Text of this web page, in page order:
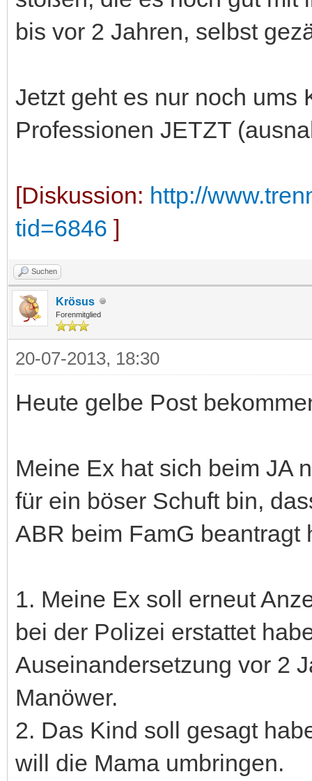
bis vor 2 Jahren, selbst
Jetzt geht es nur noch ums
Professionen JETZT
[Diskussion: http://
tid=6846 ]
Suchen
Krösus
Forenmitglied
20-07-2013, 18:30
Heute gelbe Post
Meine Ex hat sich beim JA
für ein böser Schuft bin,
ABR beim FamG beantragt
1. Meine Ex soll erneut
bei der Polizei erstattet
Auseinandersetzung vor 2
Manöwer.
2. Das Kind soll gesagt
will die Mama umbringen.